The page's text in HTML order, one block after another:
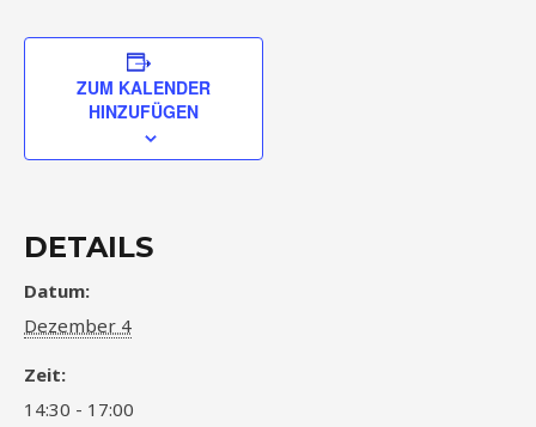
ZUM KALENDER
HINZUFÜGEN
DETAILS
Datum:
Dezember 4
Zeit:
14:30 - 17:00